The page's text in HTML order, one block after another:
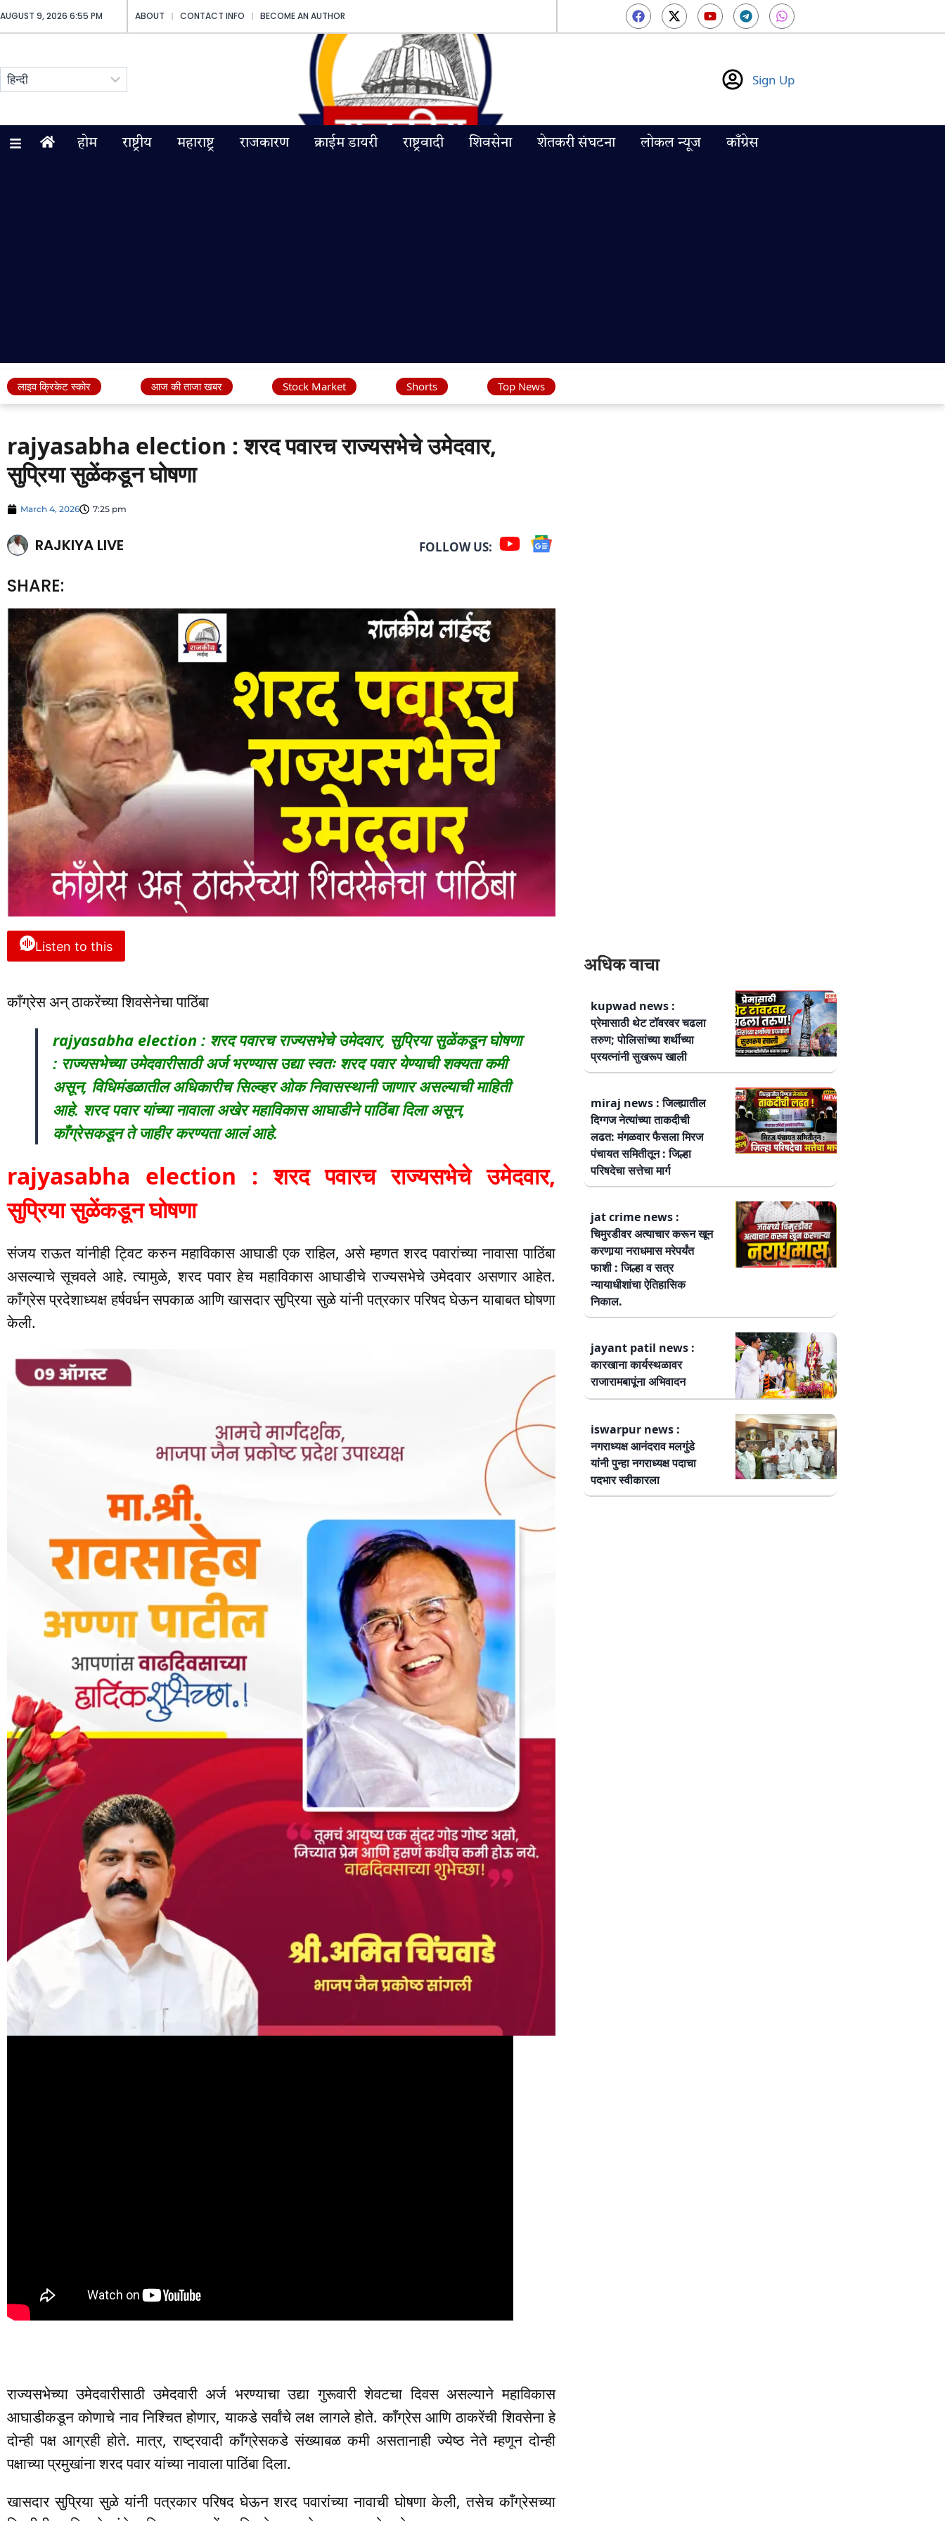
AUGUST 9, 2026 6:55 PM ABOUT CONTACT INFO BECOME AN AUTHOR
Sign Up
होम राष्ट्रीय महाराष्ट्र राजकारण क्राईम डायरी राष्ट्रवादी शिवसेना शेतकरी संघटना लोकल न्यूज काँग्रेस
लाइव क्रिकेट स्कोर आज की ताजा खबर Stock Market Shorts Top News
rajyasabha election : शरद पवारच राज्यसभेचे उमेदवार,
सुप्रिया सुळेंकडून घोषणा
March 4, 2026 7:25 pm
RAJKIYA LIVE FOLLOW US:
SHARE:
Listen to this
काँग्रेस अन् ठाकरेंच्या शिवसेनेचा पाठिंबा
rajyasabha election : शरद पवारच राज्यसभेचे उमेदवार, सुप्रिया सुळेंकडून घोषणा
: राज्यसभेच्या उमेदवारीसाठी अर्ज भरण्यास उद्या स्वतः शरद पवार येण्याची शक्यता कमी
असून, विधिमंडळातील अधिकारीच सिल्व्हर ओक निवासस्थानी जाणार असल्याची माहिती
आहे. शरद पवार यांच्या नावाला अखेर महाविकास आघाडीने पाठिंबा दिला असून,
काँग्रेसकडून ते जाहीर करण्यता आलं आहे.
rajyasabha election : शरद पवारच राज्यसभेचे उमेदवार,
सुप्रिया सुळेंकडून घोषणा
संजय राऊत यांनीही ट्विट करुन महाविकास आघाडी एक राहिल, असे म्हणत शरद पवारांच्या नावासा पाठिंबा
असल्याचे सूचवले आहे. त्यामुळे, शरद पवार हेच महाविकास आघाडीचे राज्यसभेचे उमेदवार असणार आहेत.
काँग्रेस प्रदेशाध्यक्ष हर्षवर्धन सपकाळ आणि खासदार सुप्रिया सुळे यांनी पत्रकार परिषद घेऊन याबाबत घोषणा
केली.
राज्यसभेच्या उमेदवारीसाठी उमेदवारी अर्ज भरण्याचा उद्या गुरूवारी शेवटचा दिवस असल्याने महाविकास
आघाडीकडून कोणाचे नाव निश्चित होणार, याकडे सर्वांचे लक्ष लागले होते. काँग्रेस आणि ठाकरेंची शिवसेना हे
दोन्ही पक्ष आग्रही होते. मात्र, राष्ट्रवादी काँग्रेसकडे संख्याबळ कमी असतानाही ज्येष्ठ नेते म्हणून दोन्ही
पक्षाच्या प्रमुखांना शरद पवार यांच्या नावाला पाठिंबा दिला.
खासदार सुप्रिया सुळे यांनी पत्रकार परिषद घेऊन शरद पवारांच्या नावाची घोषणा केली, तसेच काँग्रेसच्या
अधिक वाचा
kupwad news :
प्रेमासाठी थेट टॉवरवर चढला
तरुण; पोलिसांच्या शर्थीच्या
प्रयत्नांनी सुखरूप खाली
miraj news : जिल्ह्यातील
दिग्गज नेत्यांच्या ताकदीची
लढत: मंगळवार फैसला मिरज
पंचायत समितीतून : जिल्हा
परिषदेचा सत्तेचा मार्ग
jat crime news :
चिमुरडीवर अत्याचार करून खून
करणार्‍या नराधमास मरेपर्यंत
फाशी : जिल्हा व सत्र
न्यायाधीशांचा ऐतिहासिक
निकाल.
jayant patil news :
कारखाना कार्यस्थळावर
राजारामबापूंना अभिवादन
iswarpur news :
नगराध्यक्ष आनंदराव मलगुंडे
यांनी पुन्हा नगराध्यक्ष पदाचा
पदभार स्वीकारला